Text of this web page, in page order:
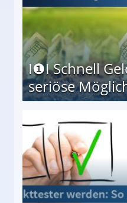
I❶I Schnell
seriöse